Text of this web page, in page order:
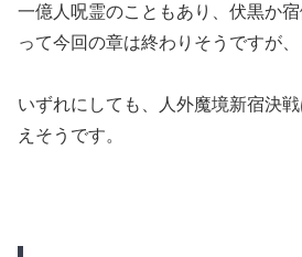
一億人呪霊のこともあり、伏黒か
って今回の章は終わりそうですが、
いずれにしても、人外魔境新宿決
えそうです。